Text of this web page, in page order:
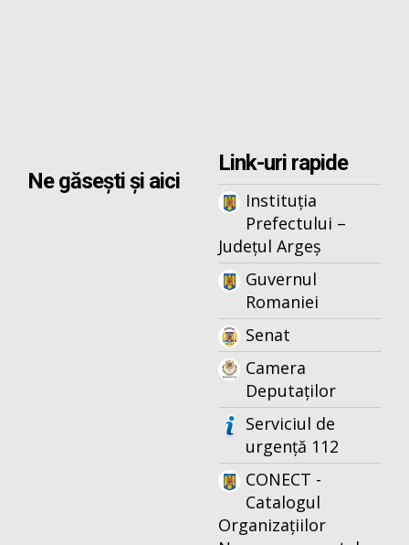
Ne găsești și aici
Link-uri rapide
Instituția
Prefectului –
Județul Argeș
Guvernul
Romaniei
Senat
Camera
Deputaților
Serviciul de
urgență 112
CONECT -
Catalogul
Organizațiilor